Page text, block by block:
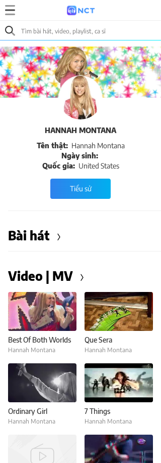
HANNAH MONTANA
Tên thật: Hannah Montana
Ngày sinh:
Quốc gia: United States
Tiểu sử
Bài hát
Video | MV
Best Of Both Worlds
Hannah Montana
Que Sera
Hannah Montana
Ordinary Girl
Hannah Montana
7 Things
Hannah Montana